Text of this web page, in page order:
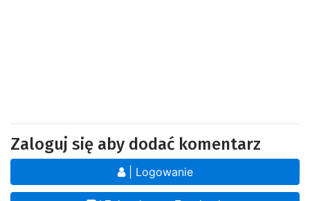
Zaloguj się aby dodać komentarz
| Logowanie